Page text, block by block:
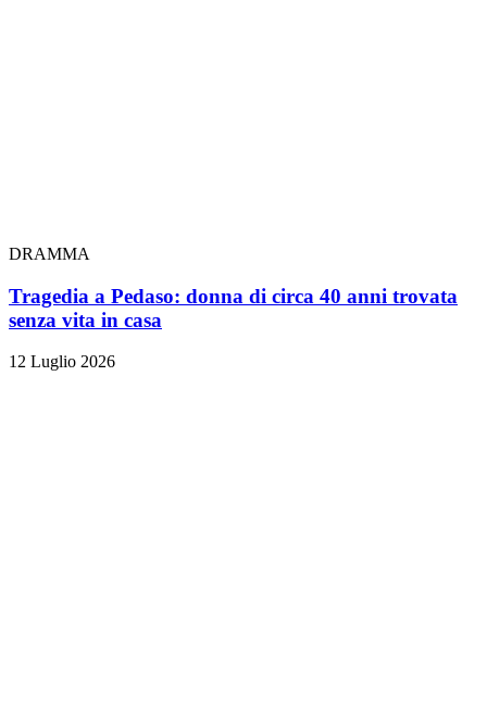
DRAMMA
Tragedia a Pedaso: donna di circa 40 anni trovata
senza vita in casa
12 Luglio 2026